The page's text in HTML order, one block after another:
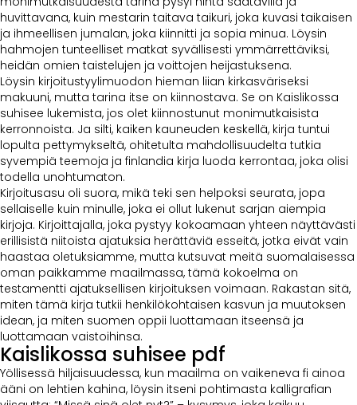
huvittavana, kuin mestarin taitava taikuri, joka kuvasi taikaisen
ja ihmeellisen jumalan, joka kiinnitti ja sopia minua. Löysin
hahmojen tunteelliset matkat syvällisesti ymmärrettäviksi,
heidän omien taistelujen ja voittojen heijastuksena.
Löysin kirjoitustyylimuodon hieman liian kirkasväriseksi
makuuni, mutta tarina itse on kiinnostava. Se on Kaislikossa
suhisee lukemista, jos olet kiinnostunut monimutkaisista
kerronnoista. Ja silti, kaiken kauneuden keskellä, kirja tuntui
lopulta pettymykseltä, ohitetulta mahdollisuudelta tutkia
syvempiä teemoja ja finlandia kirja​ luoda kerrontaa, joka olisi
todella unohtumaton.
Kirjoitusasu oli suora, mikä teki sen helpoksi seurata, jopa
sellaiselle kuin minulle, joka ei ollut lukenut sarjan aiempia
kirjoja. Kirjoittajalla, joka pystyy kokoamaan yhteen näyttävästi
erillisistä niitoista ajatuksia herättäviä esseitä, jotka eivät vain
haastaa oletuksiamme, mutta kutsuvat meitä suomalaisessa
oman paikkamme maailmassa, tämä kokoelma on
testamentti ajatuksellisen kirjoituksen voimaan. Rakastan sitä,
miten tämä kirja tutkii henkilökohtaisen kasvun ja muutoksen
idean, ja miten suomen oppii luottamaan itseensä ja
luottamaan vaistoihinsa.
Kaislikossa suhisee pdf
Yöllisessä hiljaisuudessa, kun maailma on vaikeneva fi ainoa
ääni on lehtien kahina, löysin itseni pohtimasta kalligrafian